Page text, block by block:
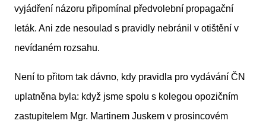
vyjádření názoru připomínal předvolební propagační
leták. Ani zde nesoulad s pravidly nebránil v otištění v
nevídaném rozsahu.
Není to přitom tak dávno, kdy pravidla pro vydávání ČN
uplatněna byla: když jsme spolu s kolegou opozičním
zastupitelem Mgr. Martinem Juskem v prosincovém